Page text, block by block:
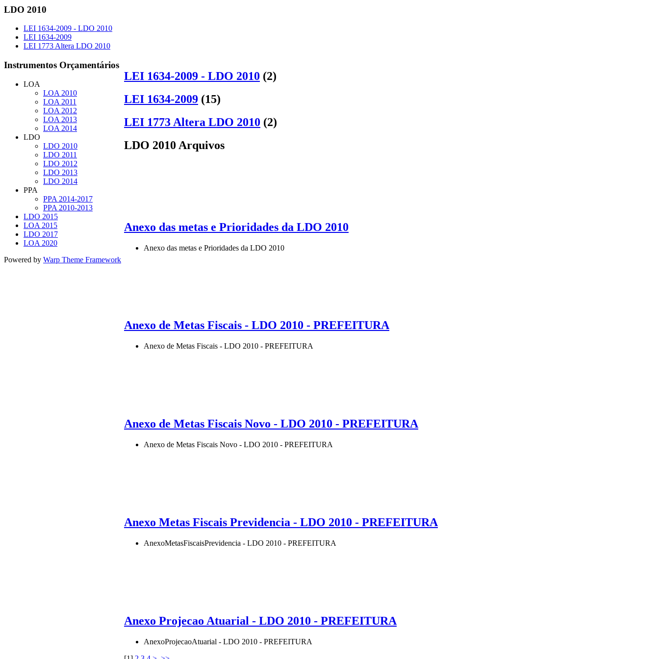
LDO 2010
LEI 1634-2009 - LDO 2010
LEI 1634-2009
LEI 1773 Altera LDO 2010
LEI 1634-2009 - LDO 2010 (2)
LEI 1634-2009 (15)
LEI 1773 Altera LDO 2010 (2)
LDO 2010 Arquivos
Anexo das metas e Prioridades da LDO 2010
Anexo das metas e Prioridades da LDO 2010
Anexo de Metas Fiscais - LDO 2010 - PREFEITURA
Anexo de Metas Fiscais - LDO 2010 - PREFEITURA
Anexo de Metas Fiscais Novo - LDO 2010 - PREFEITURA
Anexo de Metas Fiscais Novo - LDO 2010 - PREFEITURA
Anexo Metas Fiscais Previdencia - LDO 2010 - PREFEITURA
AnexoMetasFiscaisPrevidencia - LDO 2010 - PREFEITURA
Anexo Projecao Atuarial - LDO 2010 - PREFEITURA
AnexoProjecaoAtuarial - LDO 2010 - PREFEITURA
Instrumentos Orçamentários
LOA
LOA 2010
LOA 2011
LOA 2012
LOA 2013
LOA 2014
LDO
LDO 2010
LDO 2011
LDO 2012
LDO 2013
LDO 2014
PPA
PPA 2014-2017
PPA 2010-2013
LDO 2015
LOA 2015
LDO 2017
LOA 2020
Powered by Warp Theme Framework